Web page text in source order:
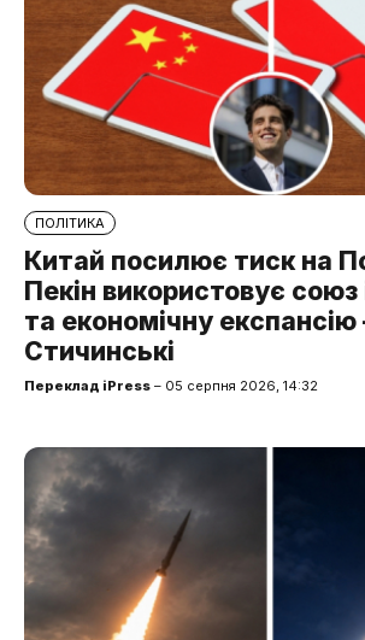
ПОЛІТИКА
Китай посилює тиск на
Пекін використовує союз
та економічну експансію
Стичинські
Переклад iPress – 05 серпня 2026, 14:32